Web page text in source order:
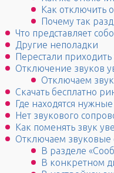
Как отключить
Почему так
Что представляет
Другие неполадки
Перестали
Отключение звуков
Отключаем
Скачать бесплатно
Где находятся
Нет звукового
Как поменять звук
Отключаем звуковые
В разделе
В конкретном